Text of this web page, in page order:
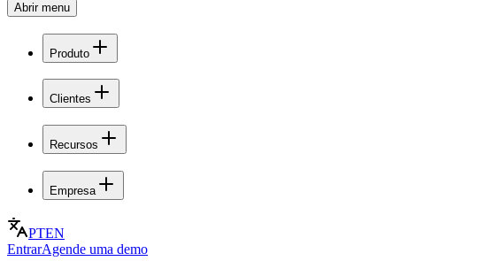
Abrir menu
Produto
Clientes
Recursos
Empresa
PTEN
EntrarAgende uma demo